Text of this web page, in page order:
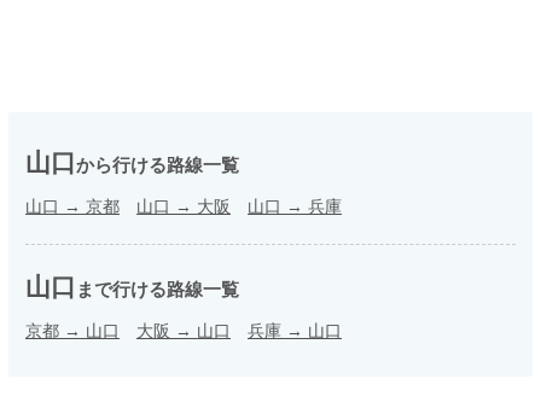
山口から行ける路線一覧
山口 → 京都 山口 → 大阪 山口 → 兵庫
山口 まで行ける路線一覧
京都 → 山口 大阪 → 山口 兵庫 → 山口